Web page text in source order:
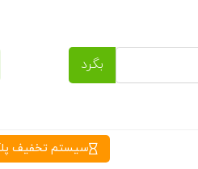
بگرد
سیستم تخفیف